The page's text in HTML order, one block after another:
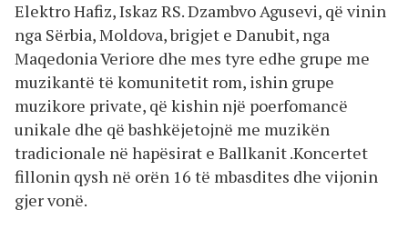
Elektro Hafiz, Iskaz RS. Dzambvo Agusevi, që vinin
nga Sërbia, Moldova, brigjet e Danubit, nga
Maqedonia Veriore dhe mes tyre edhe grupe me
muzikantë të komunitetit rom, ishin grupe
muzikore private, që kishin një poerfomancë
unikale dhe që bashkëjetojnë me muzikën
tradicionale në hapësirat e Ballkanit .Koncertet
fillonin qysh në orën 16 të mbasdites dhe vijonin
gjer vonë.